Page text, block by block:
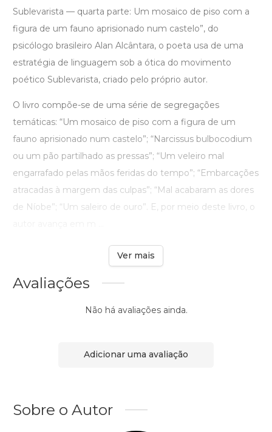
Sublevarista — quarta parte: Um mosaico de piso com a
figura de um fauno aprisionado num castelo”, do
psicólogo brasileiro Alan Alcântara, o poeta usa de uma
estratégia de linguagem sob a ótica do movimento
poético Sublevarista, criado pelo próprio autor.
O livro compõe-se de uma série de segregações
temáticas: “Um mosaico de piso com a figura de um
fauno aprisionado num castelo”; “Narcissus bulbocodium
ou um pão partilhado as pressas”; “Um veleiro mal
engarrafado pelas mãos feridas do tempo”; “Embarcações
atracadas à margem das culpas”; “Mal acabaram as dores
de Níobe”; “Um saleiro de ouro”. E, por meio deste livro, o
Ver mais
Avaliações
Não há avaliações ainda.
Adicionar uma avaliação
Sobre o Autor